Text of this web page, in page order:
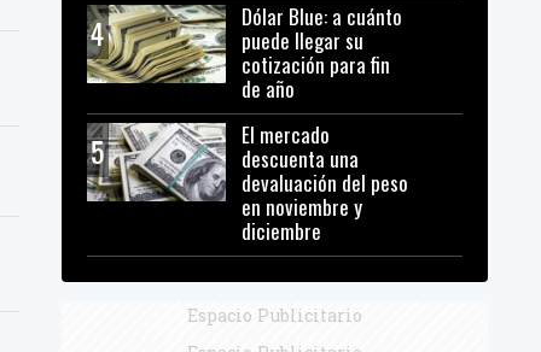
4
Dólar Blue: a cuánto
puede llegar su
cotización para fin
de año
5
El mercado
descuenta una
devaluación del peso
en noviembre y
diciembre
Espacio Publicitario